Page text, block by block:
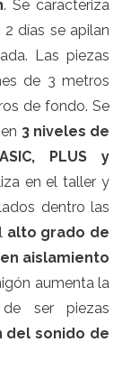
. Se caracteriza
2 días se apilan
Las piezas
de 3 metros
de fondo. Se
3 niveles de
PLUS y
en el taller y
dentro las
alto grado de
aislamiento
aumenta la
ser piezas
del sonido de